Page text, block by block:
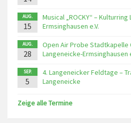
AUG.
15
Musical „ROCKY“ –
Ermsinghausen e.V.
AUG.
28
Open Air Probe Stadtkapelle
Langeneicke-Ermsinghausen
SEP.
5
4. Langeneicker Feldtage –
Langeneicke
Zeige alle Termine